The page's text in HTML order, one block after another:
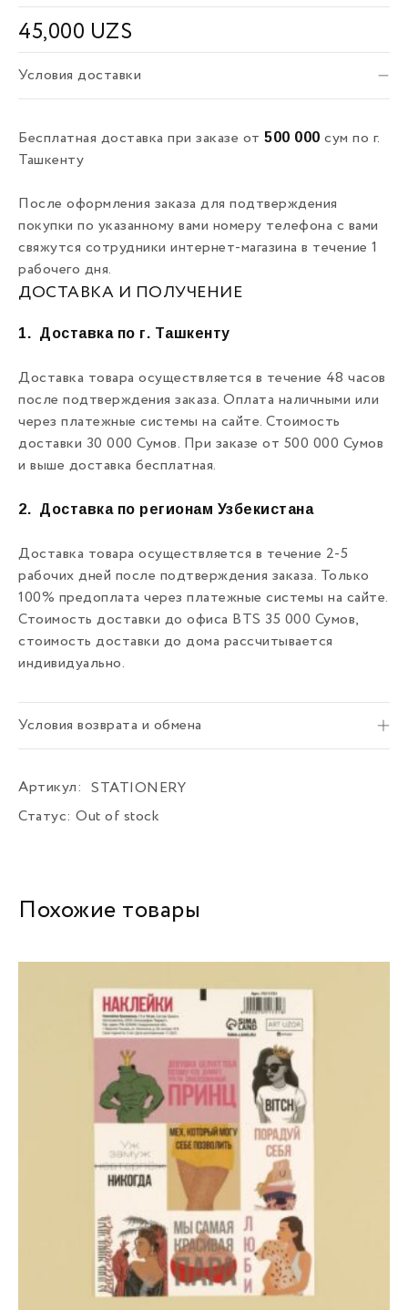
45,000 UZS
Условия доставки
Бесплатная доставка при заказе от 500 000 сум по г.
Ташкенту
После оформления заказа для подтверждения
покупки по указанному вами номеру телефона с вами
свяжутся сотрудники интернет-магазина в течение 1
рабочего дня.
ДОСТАВКА И ПОЛУЧЕНИЕ
1. Доставка по г. Ташкенту
Доставка товара осуществляется в течение 48 часов
после подтверждения заказа. Оплата наличными или
через платежные системы на сайте. Стоимость
доставки 30 000 Сумов. При заказе от 500 000 Сумов
и выше доставка бесплатная.
2. Доставка по регионам Узбекистана
Доставка товара осуществляется в течение 2-5
рабочих дней после подтверждения заказа. Только
100% предоплата через платежные системы на сайте.
Стоимость доставки до офиса BTS 35 000 Сумов,
стоимость доставки до дома рассчитывается
индивидуально.
Условия возврата и обмена
Артикул:
STATIONERY
Статус: Out of stock
Похожие товары